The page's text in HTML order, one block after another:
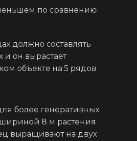
по сравнению
должно составлять
и он вырастает
объекте на 5 рядов
более генеративных
8 м растения
выращивают на двух